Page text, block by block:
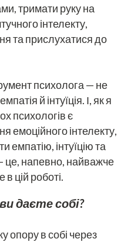
тримати руку на
інтелекту,
та прислухатися до
психолога — не
й інтуїція. І, як я
психологів є
емоційного інтелекту,
емпатію, інтуїцію та
це, напевно, найважче
цій роботі.
даєте собі?
опору в собі через